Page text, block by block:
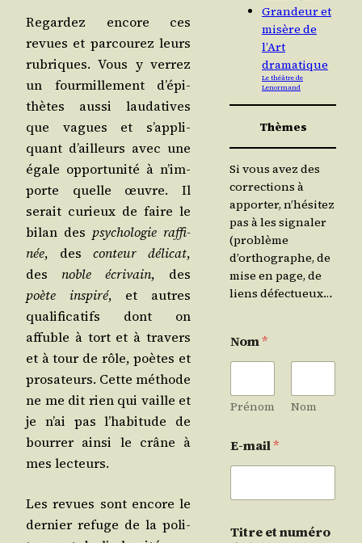
Regar­dez encore ces
revues et par­cou­rez leurs
rubriques. Vous y ver­rez
un four­mille­ment d’é­pi­
thètes aus­si lau­da­tives
que vagues et s’ap­pli­
quant d’ailleurs avec une
égale oppor­tu­ni­té à n’im­
porte quelle œuvre. Il
serait curieux de faire le
bilan des psy­cho­lo­gie raf­fi­
née, des conteur déli­cat,
des noble écri­vain, des
poète ins­pi­ré, et autres
qua­li­fi­ca­tifs dont on
affuble à tort et à tra­vers
et à tour de rôle, poètes et
pro­sa­teurs. Cette méthode
ne me dit rien qui vaille et
je n’ai pas l’ha­bi­tude de
bour­rer ain­si le crâne à
mes lecteurs.
Les revues sont encore le
der­nier refuge de la poli­
Grandeur et
misère de
l’Art
dramatique
Le théâtre de
Lenormand
Thèmes
Si vous avez des
corrections à
apporter, n’hésitez
pas à les signaler
(problème
d’orthographe, de
mise en page, de
liens défectueux…
Nom*
Prénom Nom
E-mail*
Titre et numéro